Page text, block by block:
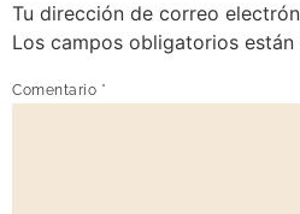
Tu dirección de correo
Los campos obligatorios
Comentario *